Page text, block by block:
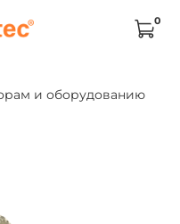
0
и оборудованию